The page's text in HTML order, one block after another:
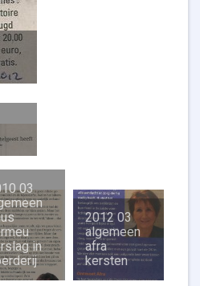
03
in
2012 03
algemeen
afra
kersten